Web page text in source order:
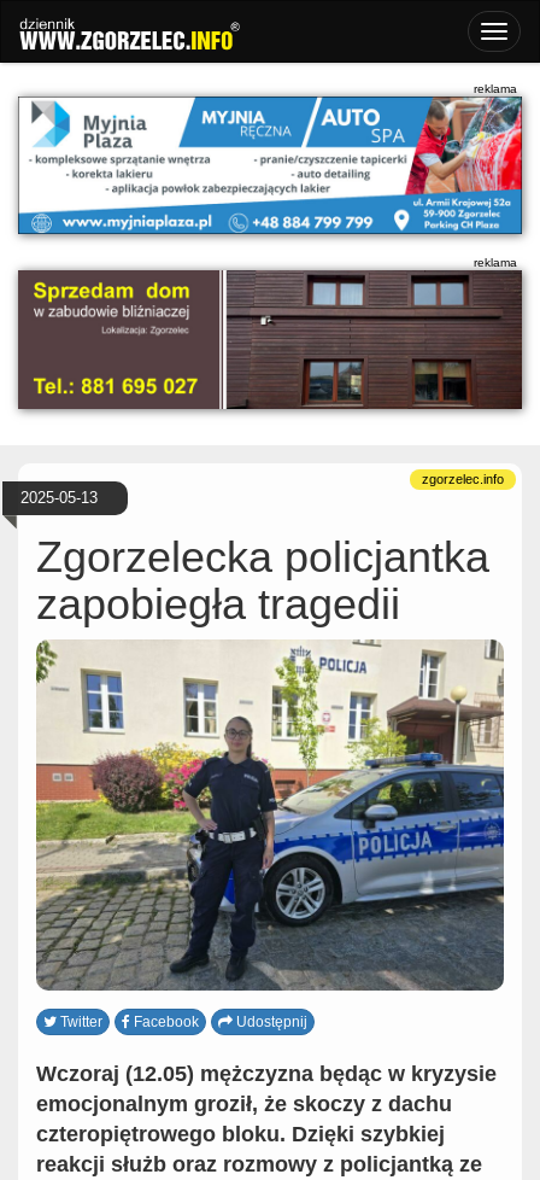
2025-05-13
Zgorzelecka policjantka
zapobiegła tragedii
Twitter Facebook Udostępnij
Wczoraj (12.05) mężczyzna będąc w kryzysie
emocjonalnym groził, że skoczy z dachu
czteropiętrowego bloku. Dzięki szybkiej
reakcji służb oraz rozmowy z policjantką ze